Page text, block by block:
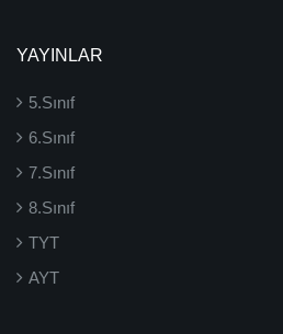
YAYINLAR
5.Sınıf
6.Sınıf
7.Sınıf
8.Sınıf
TYT
AYT